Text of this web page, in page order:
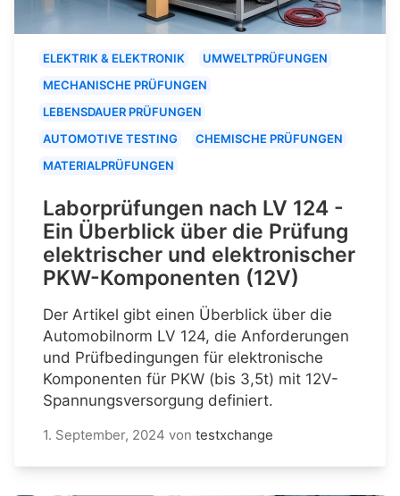
ELEKTRIK & ELEKTRONIK
UMWELTPRÜFUNGEN
MECHANISCHE PRÜFUNGEN
LEBENSDAUER PRÜFUNGEN
AUTOMOTIVE TESTING
CHEMISCHE PRÜFUNGEN
MATERIALPRÜFUNGEN
Laborprüfungen nach LV 124 -
Ein Überblick über die Prüfung
elektrischer und elektronischer
PKW-Komponenten (12V)
Der Artikel gibt einen Überblick über die
Automobilnorm LV 124, die Anforderungen
und Prüfbedingungen für elektronische
Komponenten für PKW (bis 3,5t) mit 12V-
Spannungsversorgung definiert.
1. September, 2024 von testxchange